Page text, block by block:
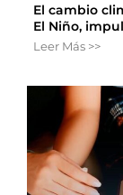
El cambio
El Niño,
Leer Más >>